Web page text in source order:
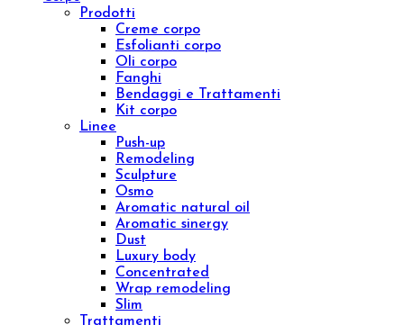
Inibhit
Elisir shock
Diamond
Purifing
Luxury
Concentrated
Whitening
Sensitive
Aromatic sinergy
Eye contour treatment
Hydrating and Nutritive
Professional face
Trattamenti
Diamond Lifting Face
H2O Treatment
Purifing Treatment
Sensitive Treatment
Venere o Afrodite?
Whitening Treatment
Filler Radiesse